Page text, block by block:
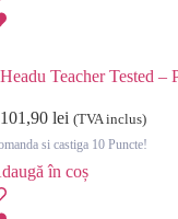
Headu Teacher Tested –
101,90 lei (TVA inclus)
si castiga 10 Puncte!
în coș